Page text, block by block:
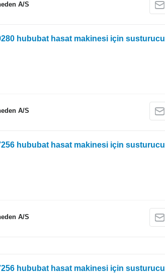
A/S
hububat hasat makinesi için susturucu
A/S
hububat hasat makinesi için susturucu
A/S
hububat hasat makinesi için susturucu